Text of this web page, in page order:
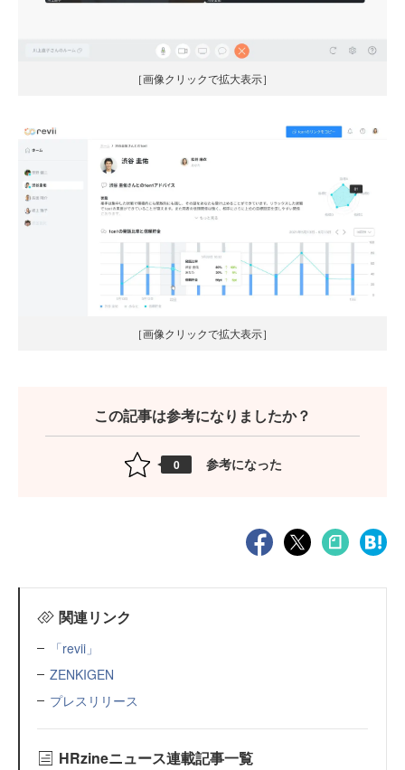
［画像クリックで拡大表示］
［画像クリックで拡大表示］
この記事は参考になりましたか？
0 参考になった
関連リンク
「revii」
ZENKIGEN
プレスリリース
HRzineニュース連載記事一覧